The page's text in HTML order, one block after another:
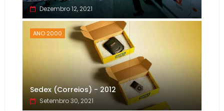
Dezembro 12, 2021
ANO 2000
Sedex (Correios) - 2012
Setembro 30, 2021